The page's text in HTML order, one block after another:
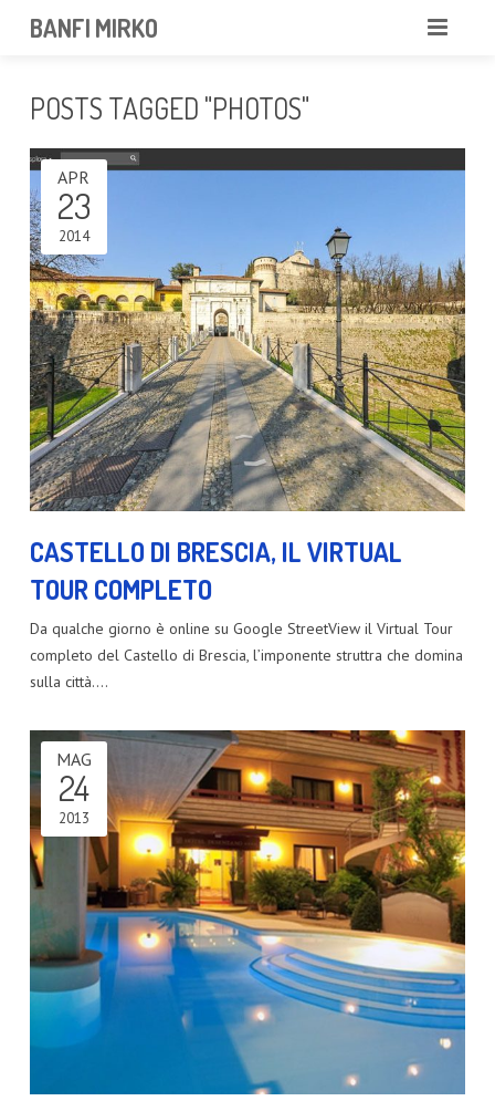
BANFI MIRKO
PROFESSIONISTA
PORTFOLIO
SERVIZI
NEWS
CONTATTAMI
POSTS TAGGED "PHOTOS"
CASTELLO DI BRESCIA, IL VIRTUAL
TOUR COMPLETO
APR
23
2014
Da qualche giorno è online su Google StreetView il Virtual Tour
completo del Castello di Brescia, l’imponente struttra che domina
sulla città.…
MAG
24
2013